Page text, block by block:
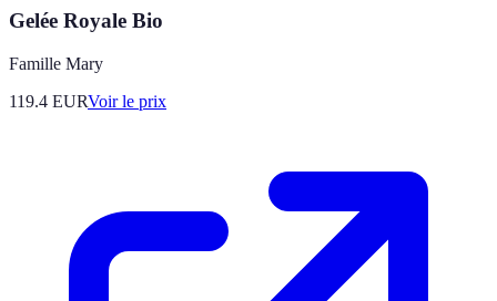
Gelée Royale Bio
Famille Mary
119.4 EURVoir le prix